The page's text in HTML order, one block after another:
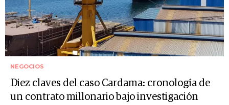
NEGOCIOS
Diez claves del caso Cardama: cronología de
un contrato millonario bajo investigación